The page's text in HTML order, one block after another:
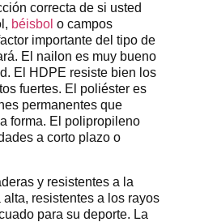
correcta de si usted
béisbol o campos
importante del tipo de
El nailon es muy bueno
El HDPE resiste bien los
fuertes. El poliéster es
permanentes que
forma. El polipropileno
a corto plazo o
y resistentes a la
resistentes a los rayos
para su deporte. La